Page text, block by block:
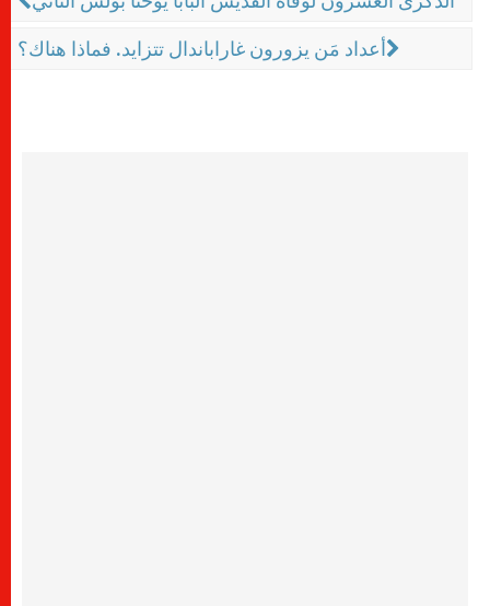
أعداد مَن يزورون غاراباندال تتزايد. فماذا هناك؟